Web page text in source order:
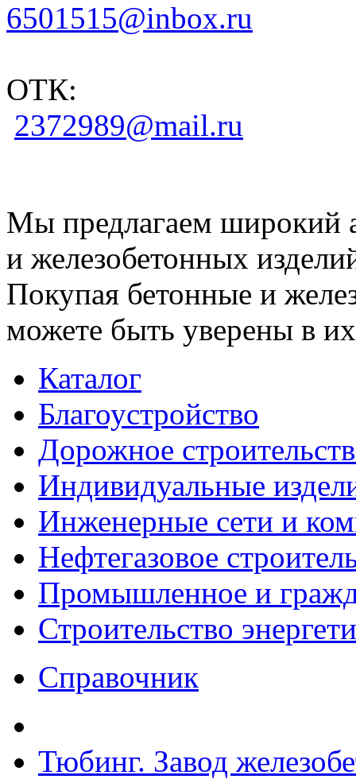
6501515@inbox.ru
ОТК:
2372989@mail.ru
Мы предлагаем широкий
и железобетонных
Покупая бетонные и
можете быть уверены в их
Каталог
Благоустройство
Дорожное
Индивидуальные
Инженерные сети и
Нефтегазовое
Промышленное и
Строительство
Справочник
Тюбинг. Завод